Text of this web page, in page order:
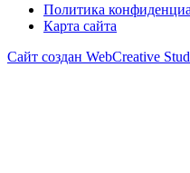
Политика
Карта сайта
Сайт создан WebCreative